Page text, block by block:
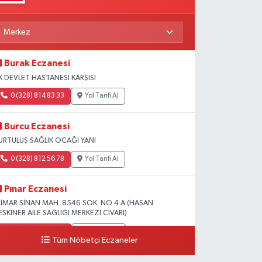
Burak Eczanesi
DEVLET HASTANESİ KARŞISI
0 (328) 814 83 33 Yol Tarifi Al
Burcu Eczanesi
SAĞLIK OCAĞI YANI
0 (328) 812 56 78 Yol Tarifi Al
Pınar Eczanesi
SİNAN MAH. 8546 SOK. NO:4 A (HASAN
AİLE SAĞLIĞI MERKEZİ CİVARI)
Tüm Nöbetçi Eczaneler